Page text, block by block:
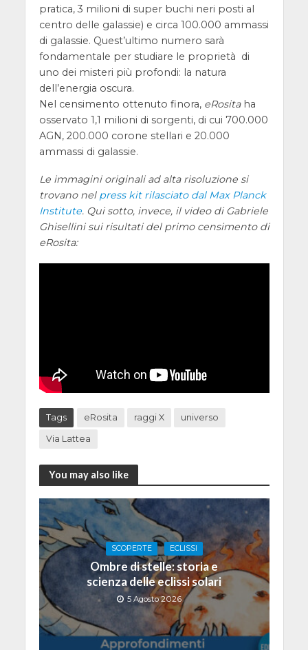
pratica, 3 milioni di super buchi neri posti al
centro delle galassie) e circa 100.000 ammassi
di galassie. Quest’ultimo numero sarà
fondamentale per studiare le proprietà di
uno dei misteri più profondi: la natura
dell’energia oscura.
Nel censimento ottenuto finora, eRositaha
osservato 1,1 milioni di sorgenti, di cui 700.000
AGN, 200.000 corone stellari e 20.000
ammassi di galassie.
Le immagini originali ad alta risoluzione si
trovano nel press kit rilasciato dal Max Planck
Institute. Qui sotto, invece, il video di Gabriele
Ghisellini sui risultati del primo censimento di
eRosita:
Tags eRosita raggi X universo
Via Lattea
You may also like
SCOPERTE ECLISSI
Ombre di stelle: storia e
scienza delle eclissi solari
5 Agosto 2026